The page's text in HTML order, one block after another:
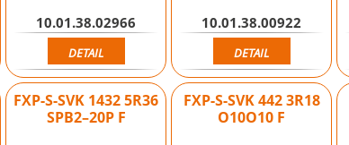
10.01.38.02966
DETAIL
10.01.38.00922
DETAIL
FXP-S-SVK 1432 5R36
SPB2–20P F
FXP-S-SVK 442 3R18
O10O10 F